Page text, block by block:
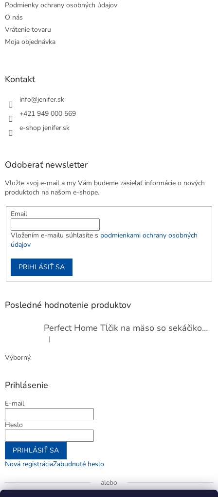
Podmienky ochrany osobných údajov
O nás
Vrátenie tovaru
Moja objednávka
Kontakt
info@jenifer.sk
+421 949 000 569
e-shop jenifer.sk
Odoberať newsletter
Vložte svoj e-mail a my Vám budeme zasielať informácie o nových
produktoch na našom e-shope.
Email
Vložením e-mailu súhlasíte s podmienkami ochrany osobných
údajov
PRIHLÁSIŤ SA
Posledné hodnotenie produktov
Perfect Home Tĺčik na mäso so sekáčikom, 56893
Hodnotenie produktu je 5 z 5 hviezdičiek.
|
Výborný.
Prihlásenie
E-mail
Heslo
PRIHLÁSIŤ SA
Nová registráciaZabudnuté heslo
alebo